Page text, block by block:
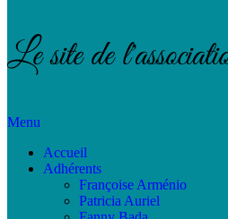
Le site de
Menu
Accueil
Adhérents
Françoise Arménio
Patricia Auriel